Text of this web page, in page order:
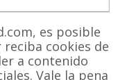
es posible
cookies de
a contenido
Vale la pena